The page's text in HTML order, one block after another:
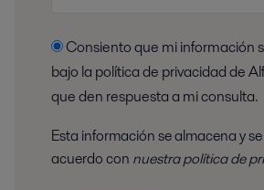
bajo la política de privacidad de
que den respuesta a mi consulta.
Esta información se almacena y
acuerdo con nuestra política de